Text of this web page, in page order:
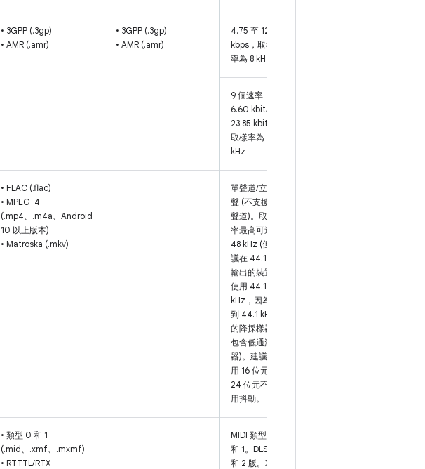
• 3GPP (.3gp)
• AMR (.amr)
• 3GPP (.3gp)
• AMR (.amr)
4.75 至 12.2
kbps，取樣頻
率為 8 kHz
9 個速率，從
6.60 kbit/s 到
23.85 kbit/s，
取樣率為 16
kHz
• FLAC (.flac)
• MPEG-4
(.mp4、.m4a、Android
10 以上版本)
• Matroska (.mkv)
單聲道/立體
聲 (不支援多
聲道)。取樣
率最高可達
48 kHz (但建
議在 44.1 kHz
輸出的裝置上
使用 44.1
kHz，因為 48
到 44.1 kHz
的降採樣器不
包含低通濾波
器)。建議使
用 16 位元；
24 位元不套
用抖動。
• 類型 0 和 1
(.mid、.xmf、.mxmf)
• RTTTL/RTX
MIDI 類型 0
和 1。DLS 1
和 2 版。XMF